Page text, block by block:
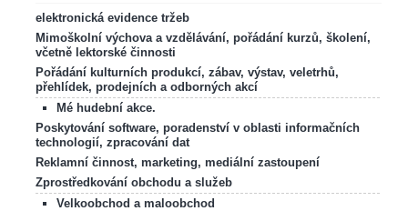
elektronická evidence tržeb
Mimoškolní výchova a vzdělávání, pořádání kurzů, školení,
včetně lektorské činnosti
Pořádání kulturních produkcí, zábav, výstav, veletrhů,
přehlídek, prodejních a odborných akcí
Mé hudební akce.
Poskytování software, poradenství v oblasti informačních
technologií, zpracování dat
Reklamní činnost, marketing, mediální zastoupení
Zprostředkování obchodu a služeb
Velkoobchod a maloobchod